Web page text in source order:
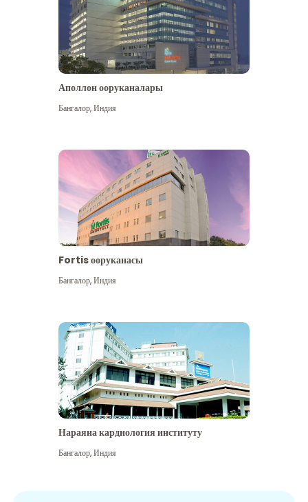
Аполлон ооруканалары
Бангалор,Индия
Fortis ооруканасы
Бангалор,Индия
Нараяна кардиология институту
Бангалор,Индия